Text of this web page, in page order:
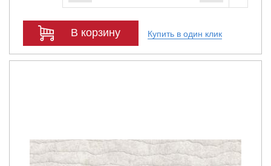
В корзину Купить в один клик